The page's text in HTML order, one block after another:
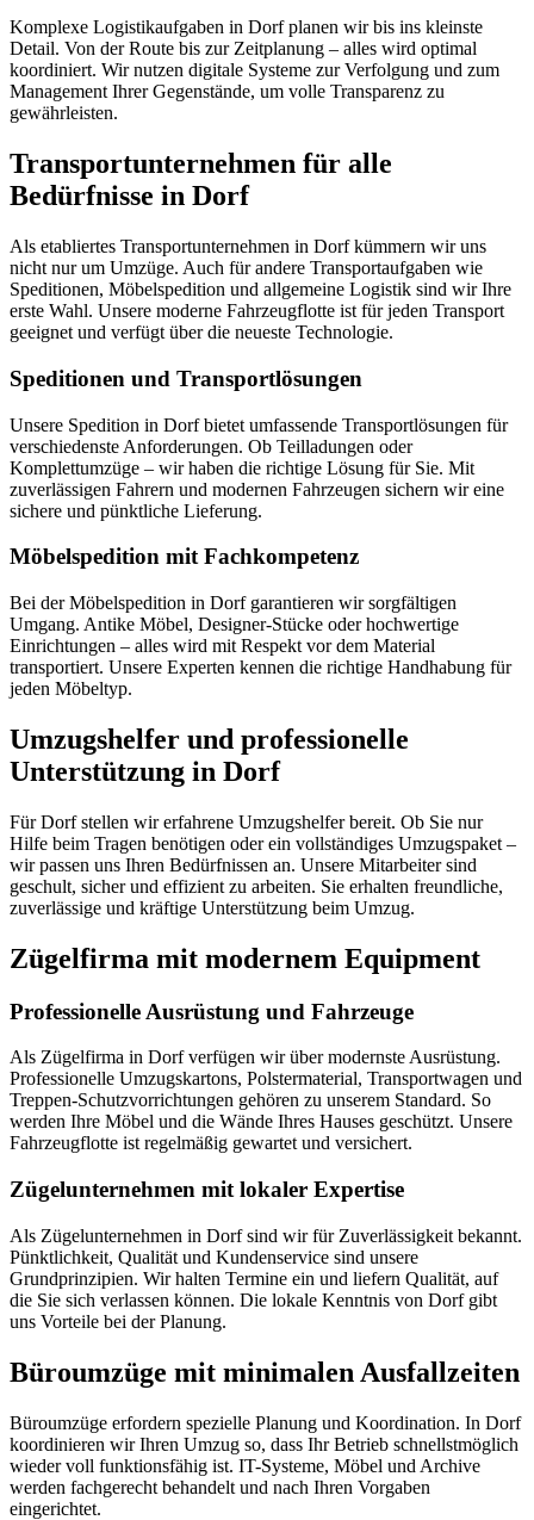
Komplexe Logistikaufgaben in Dorf planen wir bis ins kleinste
Detail. Von der Route bis zur Zeitplanung – alles wird optimal
koordiniert. Wir nutzen digitale Systeme zur Verfolgung und zum
Management Ihrer Gegenstände, um volle Transparenz zu
gewährleisten.
Transportunternehmen für alle
Bedürfnisse in Dorf
Als etabliertes Transportunternehmen in Dorf kümmern wir uns
nicht nur um Umzüge. Auch für andere Transportaufgaben wie
Speditionen, Möbelspedition und allgemeine Logistik sind wir Ihre
erste Wahl. Unsere moderne Fahrzeugflotte ist für jeden Transport
geeignet und verfügt über die neueste Technologie.
Speditionen und Transportlösungen
Unsere Spedition in Dorf bietet umfassende Transportlösungen für
verschiedenste Anforderungen. Ob Teilladungen oder
Komplettumzüge – wir haben die richtige Lösung für Sie. Mit
zuverlässigen Fahrern und modernen Fahrzeugen sichern wir eine
sichere und pünktliche Lieferung.
Möbelspedition mit Fachkompetenz
Bei der Möbelspedition in Dorf garantieren wir sorgfältigen
Umgang. Antike Möbel, Designer-Stücke oder hochwertige
Einrichtungen – alles wird mit Respekt vor dem Material
transportiert. Unsere Experten kennen die richtige Handhabung für
jeden Möbeltyp.
Umzugshelfer und professionelle
Unterstützung in Dorf
Für Dorf stellen wir erfahrene Umzugshelfer bereit. Ob Sie nur
Hilfe beim Tragen benötigen oder ein vollständiges Umzugspaket –
wir passen uns Ihren Bedürfnissen an. Unsere Mitarbeiter sind
geschult, sicher und effizient zu arbeiten. Sie erhalten freundliche,
zuverlässige und kräftige Unterstützung beim Umzug.
Zügelfirma mit modernem Equipment
Professionelle Ausrüstung und Fahrzeuge
Als Zügelfirma in Dorf verfügen wir über modernste Ausrüstung.
Professionelle Umzugskartons, Polstermaterial, Transportwagen und
Treppen-Schutzvorrichtungen gehören zu unserem Standard. So
werden Ihre Möbel und die Wände Ihres Hauses geschützt. Unsere
Fahrzeugflotte ist regelmäßig gewartet und versichert.
Zügelunternehmen mit lokaler Expertise
Als Zügelunternehmen in Dorf sind wir für Zuverlässigkeit bekannt.
Pünktlichkeit, Qualität und Kundenservice sind unsere
Grundprinzipien. Wir halten Termine ein und liefern Qualität, auf
die Sie sich verlassen können. Die lokale Kenntnis von Dorf gibt
uns Vorteile bei der Planung.
Büroumzüge mit minimalen Ausfallzeiten
Büroumzüge erfordern spezielle Planung und Koordination. In Dorf
koordinieren wir Ihren Umzug so, dass Ihr Betrieb schnellstmöglich
wieder voll funktionsfähig ist. IT-Systeme, Möbel und Archive
werden fachgerecht behandelt und nach Ihren Vorgaben
eingerichtet.